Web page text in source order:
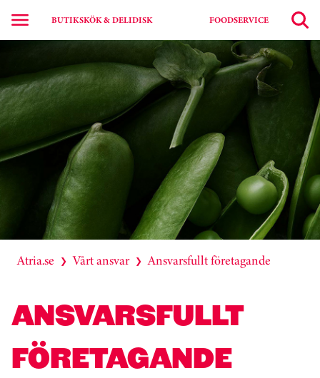
BUTIKSKÖK & DELIDISK FOODSERVICE
Atria.se ❯ Vårt ansvar ❯ Ansvarsfullt företagande
ANSVARSFULLT
FÖRETAGANDE